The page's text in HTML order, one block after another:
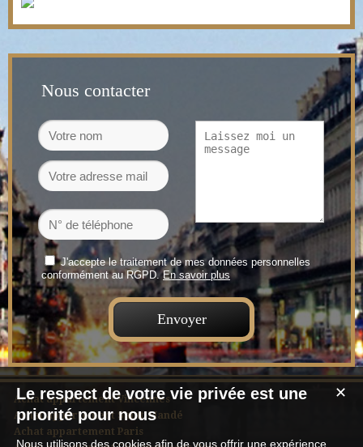
Nous contacter
J'accepte le traitement de mes données personnelles
conformément au RGPD. En savoir plus
Achat appartement Vincennes
Achat appartement Saint-Mandé
Achat appartement Paris
✕
Le respect de votre vie privée est une
priorité pour nous
Nous utilisons des cookies afin de vous offrir une expérience